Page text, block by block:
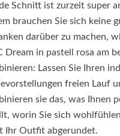
Schnitt ist zurzeit super
brauchen Sie sich keine
darüber zu machen,
Dream in pastell rosa am
Lassen Sie Ihren
freien Lauf
sie das, was Ihnen
worin Sie sich
Ihr Outfit abgerundet.